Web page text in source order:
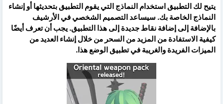
يتيح لك التطبيق استخدام النماذج التي يقوم التطبيق بتحديثها أو إنشاء
النماذج الخاصة بك. سيساعد التصميم الشخصي في الأرشيف
بالإضافة إلى إضافة نقاط جديدة إلى هذا التطبيق. يجب أن تعرف أيضًا
كيفية الاستفادة من المزيد من السحر من خلال إنشاء العديد من
الميزات الفريدة والغريبة في تطبيق الوضع هذا.